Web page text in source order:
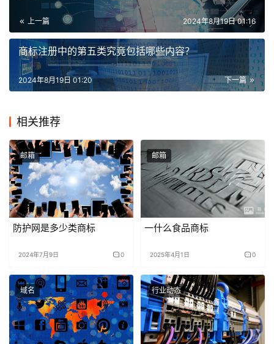
上一篇 2024年8月19日 01:16
商标注册中的第五类究竟包括哪些内容？
下一篇
2024年8月19日 01:20
相关推荐
邮箱
防护网是多少类商标
2024年7月9日 0
邮箱
一什么食品商标
2025年4月1日 0
域名 行业动态